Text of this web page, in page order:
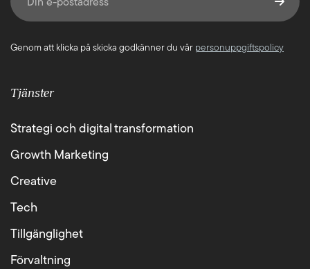
Genom att klicka på skicka godkänner du vår personuppgiftspolicy
Tjänster
Strategi och digital transformation
Growth Marketing
Creative
Tech
Tillgänglighet
Förvaltning